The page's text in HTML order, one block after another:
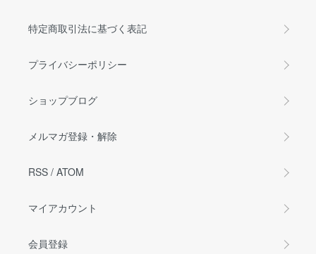
特定商取引法に基づく表記
プライバシーポリシー
ショップブログ
メルマガ登録・解除
RSS / ATOM
マイアカウント
会員登録